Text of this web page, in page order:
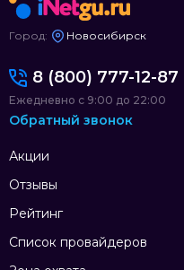
Город: Новосибирск
Акции
Отзывы
Рейтинг
Список провайдеров
8 (800) 777-12-87
Ежедневно с 9:00 до 22:00
Обратный звонок